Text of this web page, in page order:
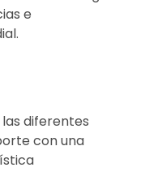
e
diferentes
con una